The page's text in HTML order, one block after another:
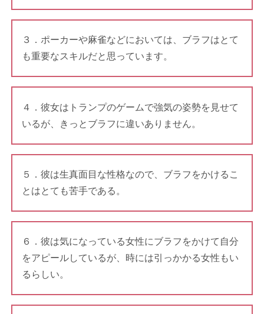
３．ポーカーや麻雀などにおいては、ブラフはとて
も重要なスキルだと思っています。
４．彼女はトランプのゲームで強気の姿勢を見せて
いるが、きっとブラフに違いありません。
５．彼は生真面目な性格なので、ブラフをかけるこ
とはとても苦手である。
６．彼は気になっている女性にブラフをかけて自分
をアピールしているが、時には引っかかる女性もい
るらしい。